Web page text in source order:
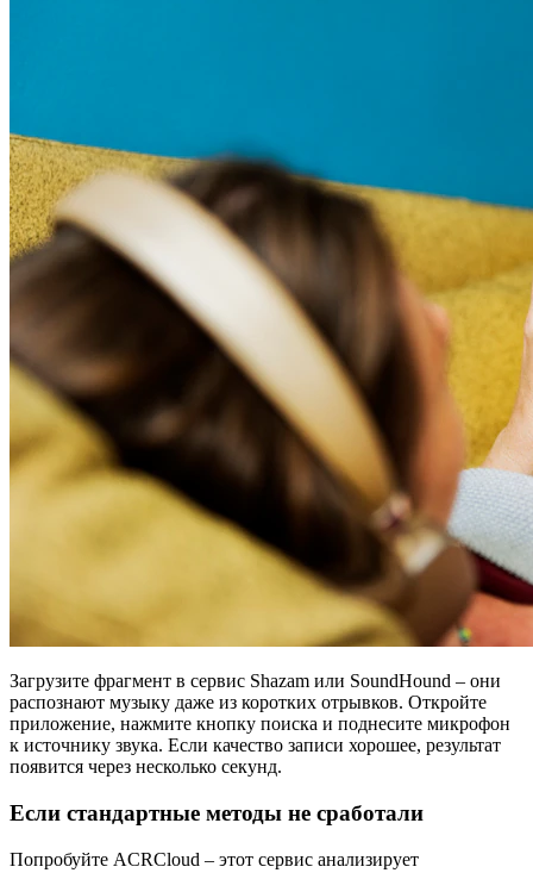
Загрузите фрагмент в сервис Shazam или SoundHound – они
распознают музыку даже из коротких отрывков. Откройте
приложение, нажмите кнопку поиска и поднесите микрофон
к источнику звука. Если качество записи хорошее, результат
появится через несколько секунд.
Если стандартные методы не сработали
Попробуйте ACRCloud – этот сервис анализирует